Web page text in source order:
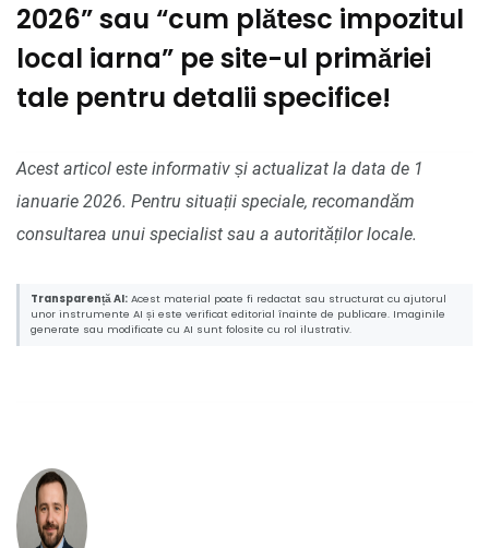
2026” sau “cum plătesc impozitul
local iarna” pe site-ul primăriei
tale pentru detalii specifice!
Acest articol este informativ și actualizat la data de 1
ianuarie 2026. Pentru situații speciale, recomandăm
consultarea unui specialist sau a autorităților locale.
Transparență AI: Acest material poate fi redactat sau structurat cu ajutorul
unor instrumente AI și este verificat editorial înainte de publicare. Imaginile
generate sau modificate cu AI sunt folosite cu rol ilustrativ.